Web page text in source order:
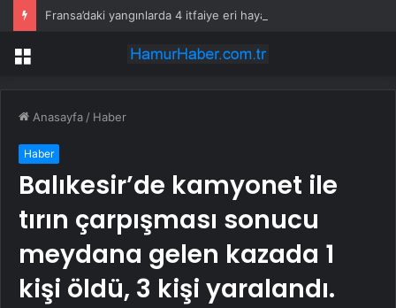
Fransa’daki yangınlarda 4 itfaiye eri hayatını kaybetti
Menü
Anasayfa / Haber
Haber
Balıkesir’de kamyonet ile
tırın çarpışması sonucu
meydana gelen kazada 1
kişi öldü, 3 kişi yaralandı.